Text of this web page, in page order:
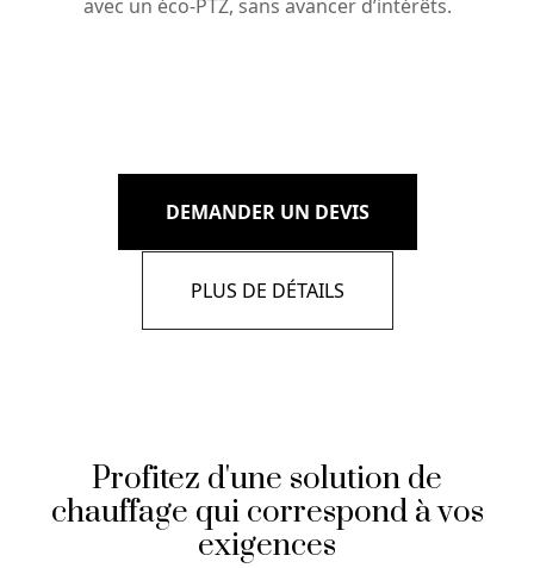
avec un éco-PTZ, sans avancer d’intérêts.
DEMANDER UN DEVIS
PLUS DE DÉTAILS
Profitez d'une solution de
chauffage qui correspond à vos
exigences